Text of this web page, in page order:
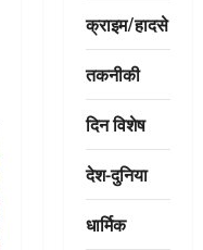
क्राइम/हादसे
तकनीकी
दिन विशेष
देश-दुनिया
धार्मिक